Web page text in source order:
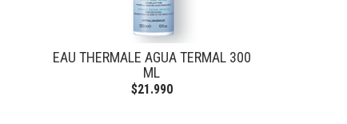
EAU THERMALE AGUA TERMAL 300
ML
$21.990